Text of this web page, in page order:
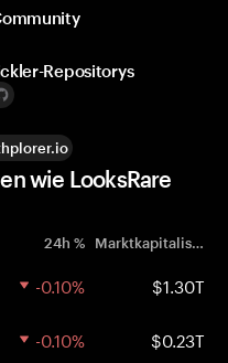
Repositorys
wie LooksRare
24h % Marktkapitalisierung
-0.10% $1.30T
-0.10% $0.23T